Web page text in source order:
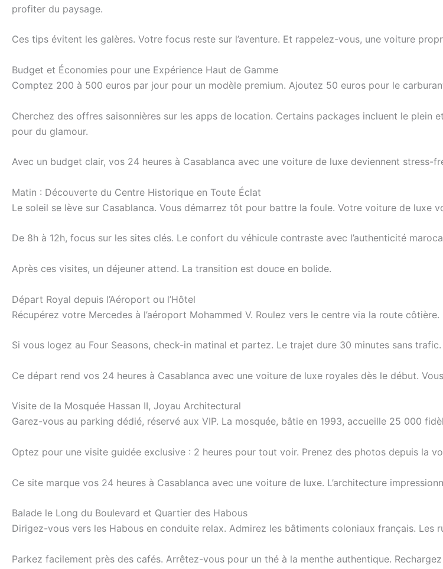
profiter du paysage.
Ces tips évitent les galères. Votre focus reste sur l’aventure. Et rappelez-vous, une voiture
Budget et Économies pour une Expérience Haut de Gamme
Comptez 200 à 500 euros par jour pour un modèle premium. Ajoutez 50 euros pour le
Cherchez des offres saisonnières sur les apps de location. Certains packages incluent le plein
pour du glamour.
Avec un budget clair, vos 24 heures à Casablanca avec une voiture de luxe deviennent stress-
Matin : Découverte du Centre Historique en Toute Éclat
Le soleil se lève sur Casablanca. Vous démarrez tôt pour battre la foule. Votre voiture de luxe
De 8h à 12h, focus sur les sites clés. Le confort du véhicule contraste avec l’authenticité
Après ces visites, un déjeuner attend. La transition est douce en bolide.
Départ Royal depuis l’Aéroport ou l’Hôtel
Récupérez votre Mercedes à l’aéroport Mohammed V. Roulez vers le centre via la route
Si vous logez au Four Seasons, check-in matinal et partez. Le trajet dure 30 minutes sans
Ce départ rend vos 24 heures à Casablanca avec une voiture de luxe royales dès le début.
Visite de la Mosquée Hassan II, Joyau Architectural
Garez-vous au parking dédié, réservé aux VIP. La mosquée, bâtie en 1993, accueille 25 000
Optez pour une visite guidée exclusive : 2 heures pour tout voir. Prenez des photos depuis la
Ce site marque vos 24 heures à Casablanca avec une voiture de luxe. L’architecture
Balade le Long du Boulevard et Quartier des Habous
Dirigez-vous vers les Habous en conduite relax. Admirez les bâtiments coloniaux français. Les
Parkez facilement près des cafés. Arrêtez-vous pour un thé à la menthe authentique.